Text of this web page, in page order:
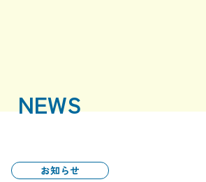
NEWS
お知らせ